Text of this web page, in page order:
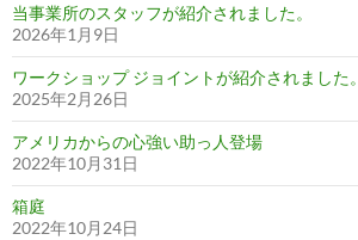
当事業所のスタッフが紹介されました。
2026年1月9日
ワークショップ ジョイントが紹介されました。
2025年2月26日
アメリカからの心強い助っ人登場
2022年10月31日
箱庭
2022年10月24日